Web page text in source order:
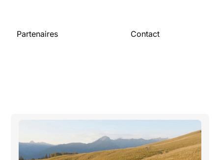
Partenaires
Contact